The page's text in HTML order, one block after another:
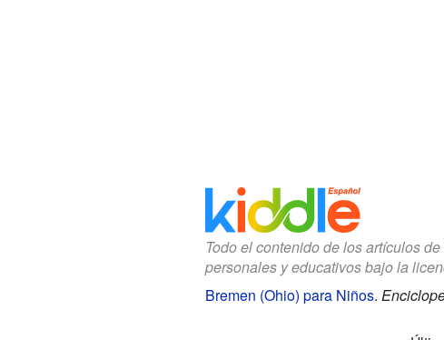
Todo el contenido de los artículos de
personales y educativos bajo la
Bremen (Ohio) para Niños.